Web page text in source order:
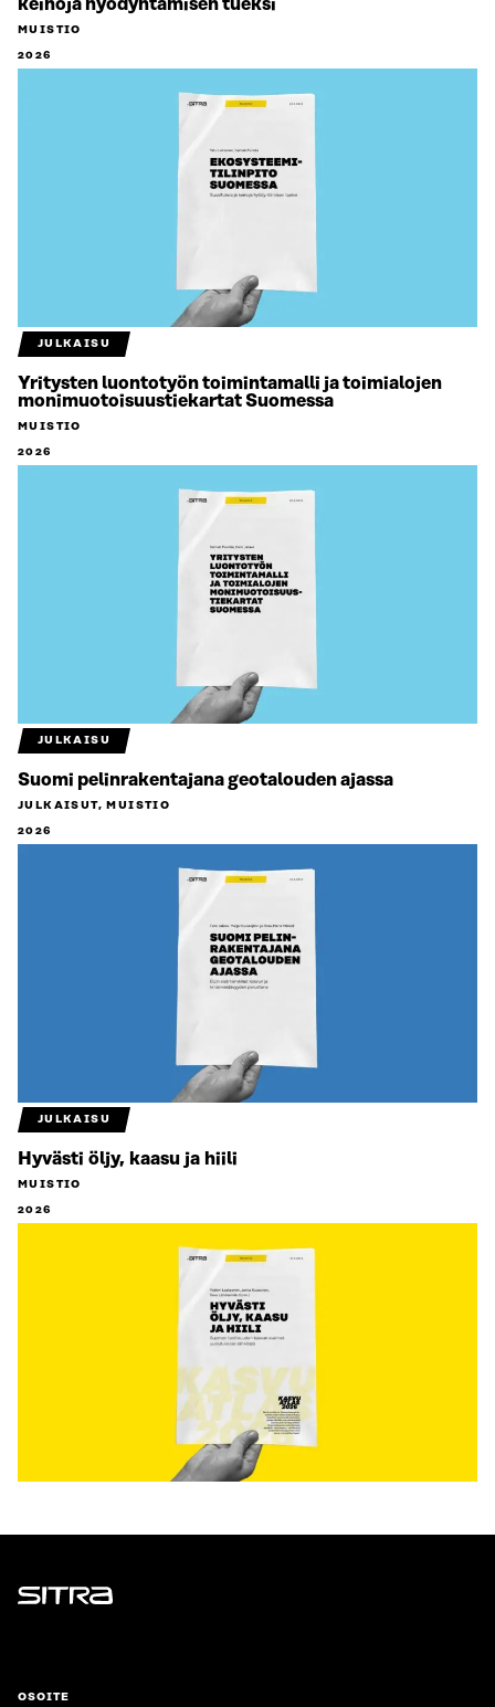
keinoja hyödyntämisen tueksi
MUISTIO
2026
JULKAISU
Yritysten luontotyön toimintamalli ja toimialojen
monimuotoisuustiekartat Suomessa
MUISTIO
2026
JULKAISU
Suomi pelinrakentajana geotalouden ajassa
JULKAISUT, MUISTIO
2026
JULKAISU
Hyvästi öljy, kaasu ja hiili
MUISTIO
2026
Sitra
OSOITE